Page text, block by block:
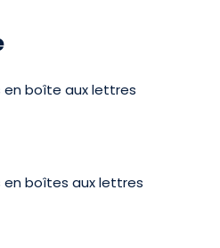
en boîte aux lettres
en boîtes aux lettres